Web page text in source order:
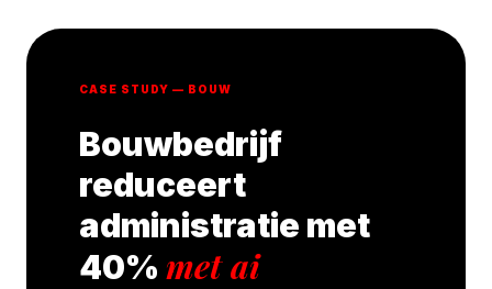
CASE STUDY — BOUW
Bouwbedrijf
reduceert
administratie met
40% met ai